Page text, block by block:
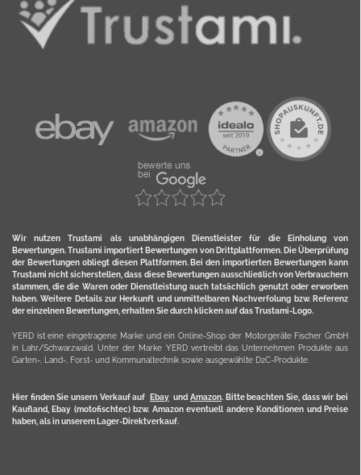
Wir nutzen Trustami als unabhängigen Dienstleister für die Einholung von
Bewertungen. Trustami importiert Bewertungen von Drittplattformen. Die Überprüfung
der Bewertungen obliegt diesen Plattformen. Bei den importierten Bewertungen kann
Trustami nicht sicherstellen, dass diese Bewertungen ausschließlich von Verbrauchern
stammen, die die Waren oder Dienstleistung auch tatsächlich genutzt oder erworben
haben. Weitere Details zur Herkunft und unmittelbaren Nachverfolung bzw. Referenz
der einzelnen Bewertungen, erhalten Sie durch klicken auf das Trustami-Logo.
YERD ist eine eingetragene Marke und ein Online-Shop der Motorgeräte Fischer GmbH
in Lahr/Schwarzwald. Unter der Marke YERD vertreibt das Unternehmen Produkte aus
Garten-, Land-, Forst- und Kommunaltechnik sowie ausgewählte D2C-Produkte.
Hier finden Sie unsern Verkauf auf Ebayund Amazon. Bitte beachten Sie, dass wir bei
Kaufland, Ebay (motofischtec) bzw. Amazon eventuell andere Konditionen und Preise
haben, als in unserem Lager-Direktverkauf.